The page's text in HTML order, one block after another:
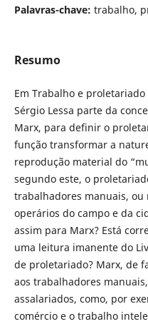
Palavras-chave: trabalho,
Resumo
Em Trabalho e
Sérgio Lessa parte da
Marx, para definir o
função transformar a
reprodução material do
segundo este, o
trabalhadores manuais, ou
operários do campo e da
assim para Marx? Está
uma leitura imanente do
de proletariado? Marx, de
aos trabalhadores
assalariados, como, por
comércio e o trabalho